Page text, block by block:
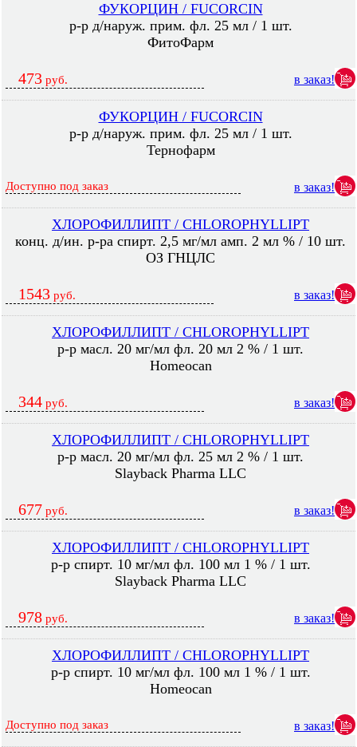
ФУКОРЦИН / FUCORCIN
р-р д/наруж. прим. фл. 25 мл / 1 шт.
ФитоФарм
473 руб. в заказ!
ФУКОРЦИН / FUCORCIN
р-р д/наруж. прим. фл. 25 мл / 1 шт.
Тернофарм
Доступно под заказ в заказ!
ХЛОРОФИЛЛИПТ / CHLOROPHYLLIPT
конц. д/ин. р-ра спирт. 2,5 мг/мл амп. 2 мл % / 10 шт.
ОЗ ГНЦЛС
1543 руб. в заказ!
ХЛОРОФИЛЛИПТ / CHLOROPHYLLIPT
р-р масл. 20 мг/мл фл. 20 мл 2 % / 1 шт.
Homeocan
344 руб. в заказ!
ХЛОРОФИЛЛИПТ / CHLOROPHYLLIPT
р-р масл. 20 мг/мл фл. 25 мл 2 % / 1 шт.
Slayback Pharma LLC
677 руб. в заказ!
ХЛОРОФИЛЛИПТ / CHLOROPHYLLIPT
р-р спирт. 10 мг/мл фл. 100 мл 1 % / 1 шт.
Slayback Pharma LLC
978 руб. в заказ!
ХЛОРОФИЛЛИПТ / CHLOROPHYLLIPT
р-р спирт. 10 мг/мл фл. 100 мл 1 % / 1 шт.
Homeocan
Доступно под заказ в заказ!